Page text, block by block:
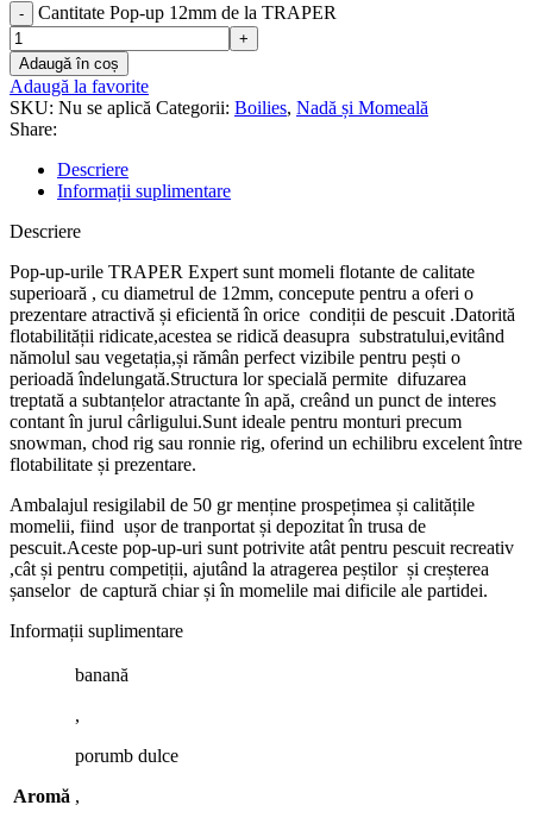
Cantitate Pop-up 12mm de la TRAPER
Adaugă în coș
Adaugă la favorite
SKU: Nu se aplică Categorii: Boilies, Nadă și Momeală
Share:
Descriere
Informații suplimentare
Descriere
Pop-up-urile TRAPER Expert sunt momeli flotante de calitate
superioară , cu diametrul de 12mm, concepute pentru a oferi o
prezentare atractivă și eficientă în orice condiții de pescuit .Datorită
flotabilității ridicate,acestea se ridică deasupra substratului,evitând
nămolul sau vegetația,și rămân perfect vizibile pentru pești o
perioadă îndelungată.Structura lor specială permite difuzarea
treptată a subtanțelor atractante în apă, creând un punct de interes
contant în jurul cârligului.Sunt ideale pentru monturi precum
snowman, chod rig sau ronnie rig, oferind un echilibru excelent între
flotabilitate și prezentare.
Ambalajul resigilabil de 50 gr menține prospețimea și calitățile
momelii, fiind ușor de tranportat și depozitat în trusa de
pescuit.Aceste pop-up-uri sunt potrivite atât pentru pescuit recreativ
,cât și pentru competiții, ajutând la atragerea peștilor și creșterea
șanselor de captură chiar și în momelile mai dificile ale partidei.
Informații suplimentare
Aromă
banană
,
porumb dulce
,